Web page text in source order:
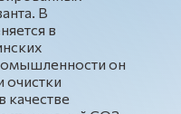
В
в
он
очистки
качестве